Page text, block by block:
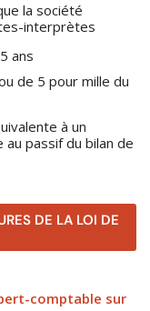
la société
interprètes
ans
de 5 pour mille du
à un
passif du bilan de
DE LA LOI DE
comptable sur